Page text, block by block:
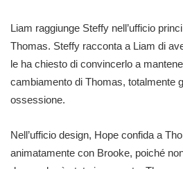
Liam raggiunge Steffy nell’ufficio
Thomas. Steffy racconta a Liam di
le ha chiesto di convincerlo a
cambiamento di Thomas, totalmente
ossessione.
Nell’ufficio design, Hope confida a
animatamente con Brooke, poiché